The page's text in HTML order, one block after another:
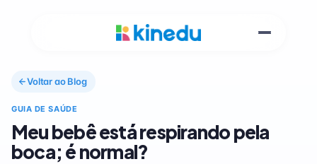
Voltar ao Blog
GUIA DE SAÚDE
Meu bebê está respirando pela
boca; é normal?